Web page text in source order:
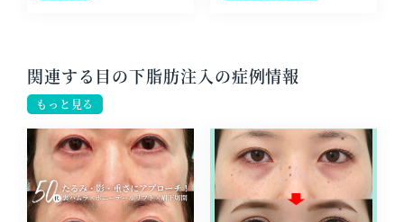
関連する目の下脂肪注入の症例情報
もっと見る